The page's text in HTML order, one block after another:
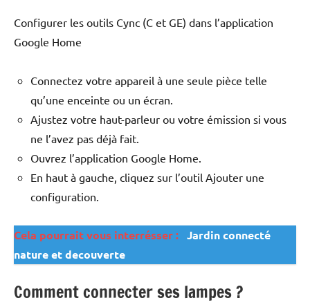
Configurer les outils Cync (C et GE) dans l’application
Google Home
Connectez votre appareil à une seule pièce telle
qu’une enceinte ou un écran.
Ajustez votre haut-parleur ou votre émission si vous
ne l’avez pas déjà fait.
Ouvrez l’application Google Home.
En haut à gauche, cliquez sur l’outil Ajouter une
configuration.
Cela pourrait vous interrésser : Jardin connecté
nature et decouverte
Comment connecter ses lampes ?